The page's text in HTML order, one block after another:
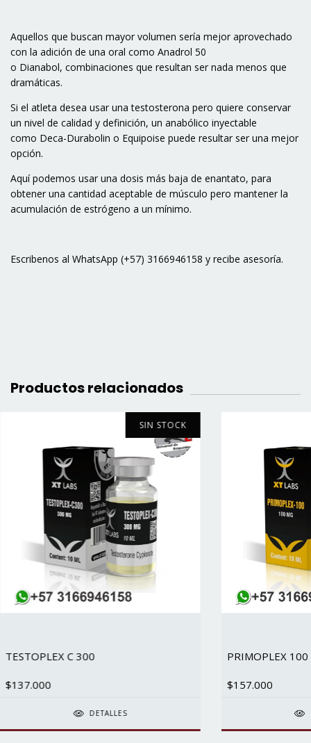
Aquellos que buscan mayor volumen sería mejor aprovechado
con la adición de una oral como Anadrol 50
o Dianabol, combinaciones que resultan ser nada menos que
dramáticas.
Si el atleta desea usar una testosterona pero quiere conservar
un nivel de calidad y definición, un anabólico inyectable
como Deca-Durabolin o Equipoise puede resultar ser una mejor
opción.
Aquí podemos usar una dosis más baja de enantato, para
obtener una cantidad aceptable de músculo pero mantener la
acumulación de estrógeno a un mínimo.
Escribenos al WhatsApp (+57) 3166946158 y recibe asesoría.
Productos relacionados
SIN STOCK
TESTOPLEX C 300
$137.000
DETALLES
PRIMOPLEX 100
$157.000